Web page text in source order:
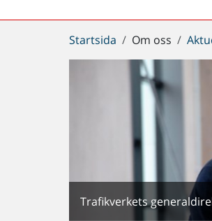
Du
är
Startsida Om oss
Trafikverkets